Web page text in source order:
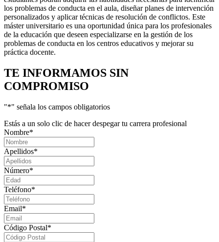
los problemas de conducta en el aula, diseñar planes de intervención
personalizados y aplicar técnicas de resolución de conflictos. Este
máster universitario es una oportunidad única para los profesionales
de la educación que deseen especializarse en la gestión de los
problemas de conducta en los centros educativos y mejorar su
práctica docente.
TE INFORMAMOS SIN
COMPROMISO
"*" señala los campos obligatorios
Estás a un solo clic de hacer despegar tu carrera profesional
Nombre*
Apellidos*
Número*
Teléfono*
Email*
Código Postal*